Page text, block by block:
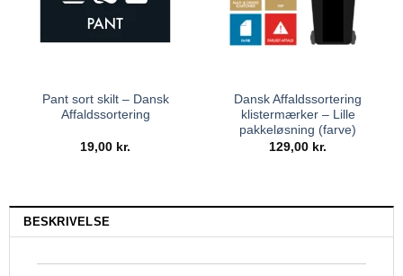
Pant sort skilt – Dansk
Affaldssortering
19,00 kr.
Dansk Affaldssortering
klistermærker – Lille
pakkeløsning (farve)
129,00 kr.
BESKRIVELSE